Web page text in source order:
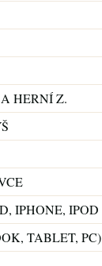
HERNÍ Z.
IPHONE, IPOD
TABLET, PC)